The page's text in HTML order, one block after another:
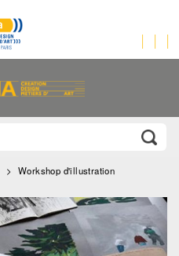
Workshop d'illustration